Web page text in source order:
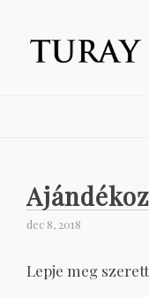
dec 8, 2018
Lepje meg